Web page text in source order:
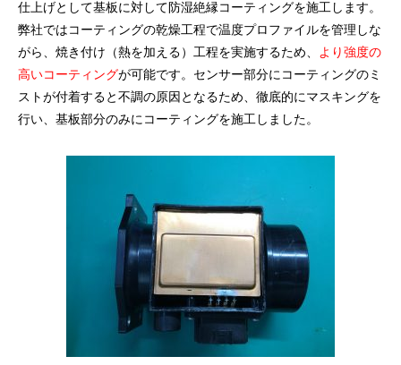
仕上げとして基板に対して防湿絶縁コーティングを施工します。
弊社ではコーティングの乾燥工程で温度プロファイルを管理しな
がら、焼き付け（熱を加える）工程を実施するため、 より強度の
高いコーティングが可能です。センサー部分にコーティングのミ
ストが付着すると不調の原因となるため、徹底的にマスキングを
行い、基板部分のみにコーティングを施工しました。